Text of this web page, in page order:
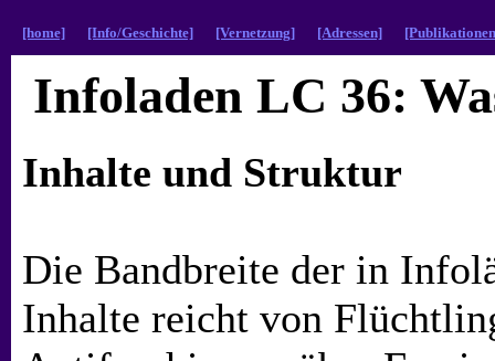
[home] [Info/Geschichte] [Vernetzung] [Adressen]
Infoladen LC 36:
Inhalte und Struktur
Die Bandbreite der in
Inhalte reicht von